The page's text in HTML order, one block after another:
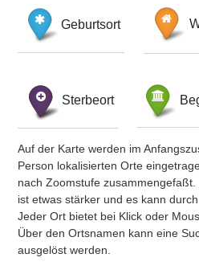
Geburtsort
Sterbeort
Auf der Karte werden im
Person lokalisierten Orte
nach Zoomstufe
ist etwas stärker und es kann
Jeder Ort bietet bei Klick oder
Über den Ortsnamen kann eine
ausgelöst werden.